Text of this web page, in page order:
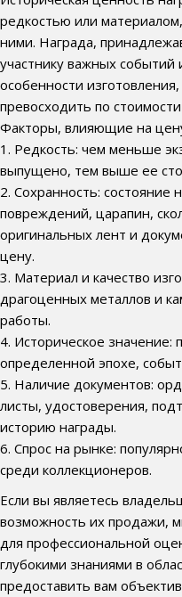
редкостью или
ними. Награда,
участнику важных
особенности
превосходить по
Факторы, влияющие на
1. Редкость: чем меньше
выпущено, тем выше ее
2. Сохранность: состояние
повреждений, царапин,
оригинальных лент и
цену.
3. Материал и качество
драгоценных металлов и
работы.
4. Историческое значение:
определенной эпохе,
5. Наличие документов:
листы, удостоверения,
историю награды.
6. Спрос на рынке:
среди коллекционеров.
Если вы являетесь
возможность их продажи,
для профессиональной
глубокими знаниями в
предоставить вам